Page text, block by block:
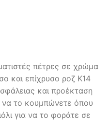
πέτρες σε χρώμα
και επίχρυσο ροζ Κ14
και προέκταση
να το κουμπώνετε όπου
για να το φοράτε σε